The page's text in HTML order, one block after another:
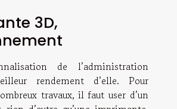
3D,
de l’administration
rendement d’elle. Pour
travaux, il faut user d’un